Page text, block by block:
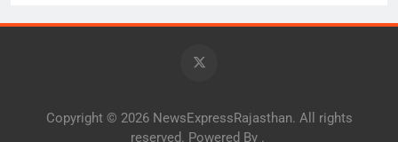
Copyright © 2026 NewsExpressRajasthan. All rights
reserved. Powered By .